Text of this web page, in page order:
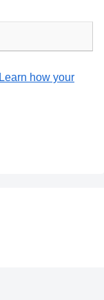
Learn how your